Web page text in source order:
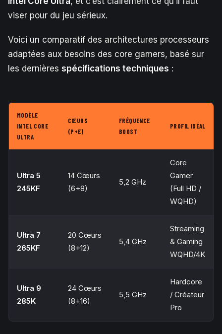
viser pour du jeu sérieux.
Voici un comparatif des architectures processeurs
adaptées aux besoins des core gamers, basé sur
les dernières spécifications techniques :
MODÈLE
INTEL CORE
ULTRA
CŒURS
(P+E)
FRÉQUENCE
BOOST
PROFIL IDÉAL
Ultra 5
245KF
14 Cœurs
(6+8)
5,2 GHz
Core
Gamer
(Full HD /
WQHD)
Ultra 7
265KF
20 Cœurs
(8+12)
5,4 GHz
Streaming
& Gaming
WQHD/4K
Ultra 9
285K
24 Cœurs
(8+16)
5,5 GHz
Hardcore
/ Créateur
Pro